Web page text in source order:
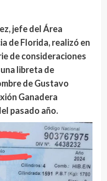
jefe del Área
de Florida, realizó en
de consideraciones
libreta de
de Gustavo
Ganadera
pasado año.